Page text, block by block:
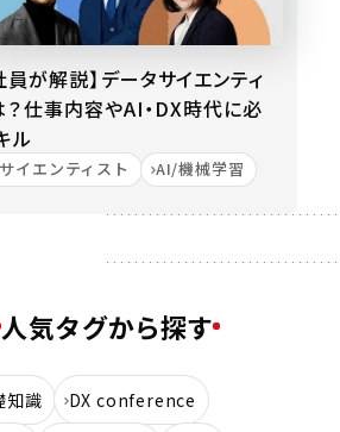
員が解説】データサイエンティ
？仕事内容やAI・DX時代に必
ル
イエンティスト AI/機械学習
人気タグから探す
知識
DX conference